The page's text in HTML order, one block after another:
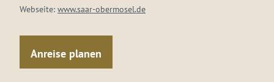
Webseite: www.saar-obermosel.de
Anreise planen